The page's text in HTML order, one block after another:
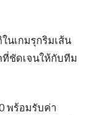
นเกมรุกริมเส้น
ที่ชัดเจนให้กับทีม
พร้อมรับค่า